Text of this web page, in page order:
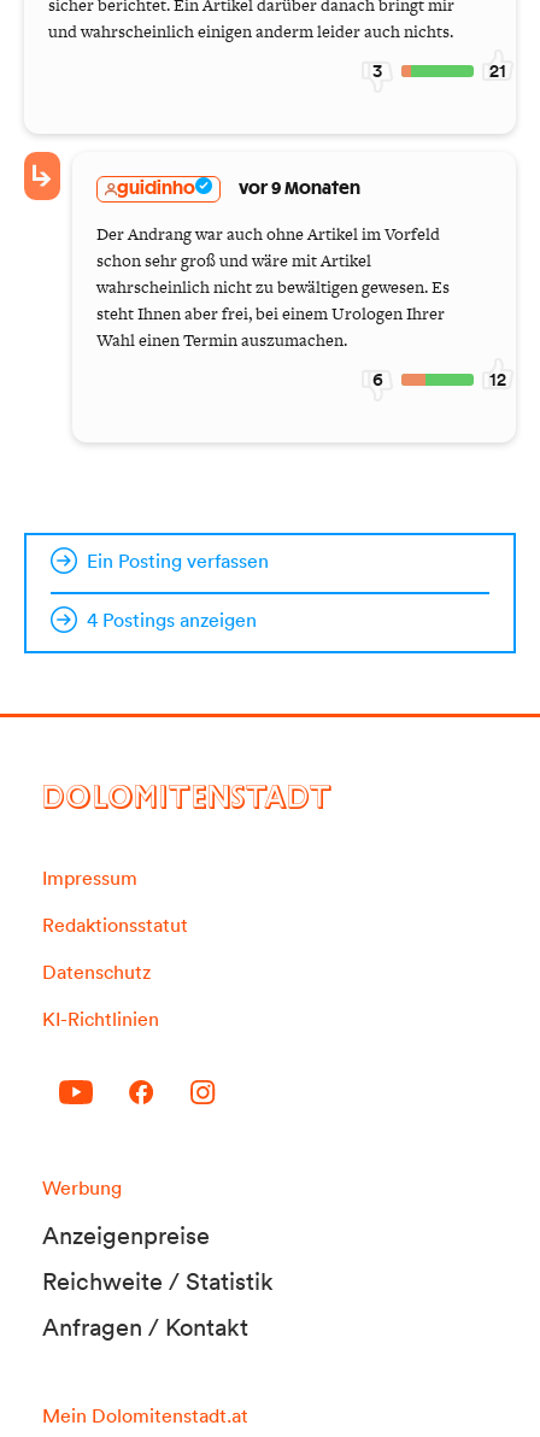
sicher berichtet. Ein Artikel darüber danach bringt mir
und wahrscheinlich einigen anderm leider auch nichts.
3 21
guidinho vor 9 Monaten
Der Andrang war auch ohne Artikel im Vorfeld
schon sehr groß und wäre mit Artikel
wahrscheinlich nicht zu bewältigen gewesen. Es
steht Ihnen aber frei, bei einem Urologen Ihrer
Wahl einen Termin auszumachen.
6 12
Ein Posting verfassen
4 Postings anzeigen
DOLOMITENSTADT
Impressum
Redaktionsstatut
Datenschutz
KI-Richtlinien
Werbung
Anzeigenpreise
Reichweite / Statistik
Anfragen / Kontakt
Mein Dolomitenstadt.at